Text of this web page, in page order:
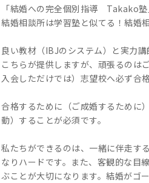
「結婚への完全個別指導 Takako塾
結婚相談所は学習塾と似てる！結婚
良い教材（IBJのシステム）と実力
こちらが提供しますが、頑張るのは
入会しただけでは）志望校へ必ず合
合格するために（ご成婚するために
動）することが必須です。
私たちができるのは、一緒に伴走す
なりハードです。また、客観的な目
ぶことが大切になります。結婚がゴ